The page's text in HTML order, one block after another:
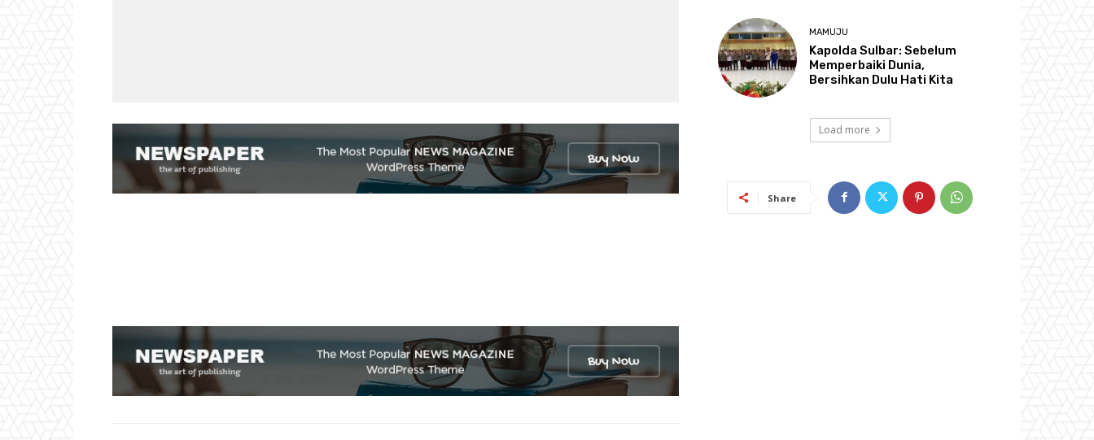
MAMUJU
Kapolda Sulbar: Sebelum
Memperbaiki Dunia,
Bersihkan Dulu Hati Kita
Load more
Share